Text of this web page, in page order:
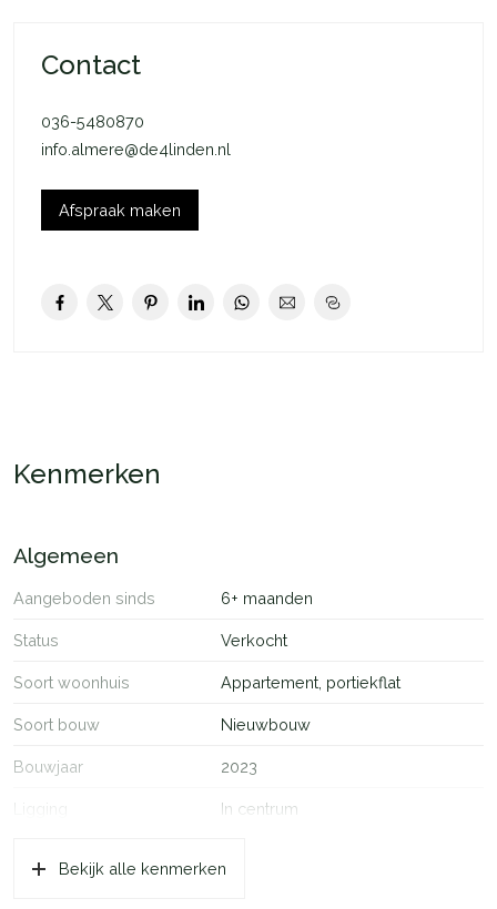
Contact
036-5480870
info.almere@de4linden.nl
Afspraak maken
Kenmerken
Algemeen
Aangeboden sinds 6+ maanden
Status Verkocht
Soort woonhuis Appartement, portiekflat
Soort bouw Nieuwbouw
Bouwjaar 2023
Ligging In centrum
Oppervlakten en inhoud
Bekijk alle kenmerken